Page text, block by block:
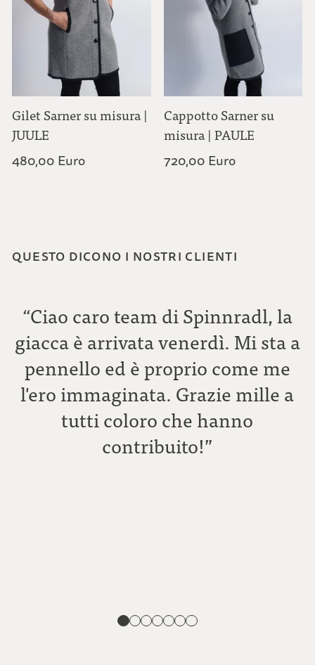
Gilet Sarner su misura |
JUULE
480,00 Euro
Cappotto Sarner su
misura | PAULE
720,00 Euro
QUESTO DICONO I NOSTRI CLIENTI
“Ciao caro team di Spinnradl, la
giacca è arrivata venerdì. Mi sta a
pennello ed è proprio come me
l'ero immaginata. Grazie mille a
tutti coloro che hanno
contribuito!”